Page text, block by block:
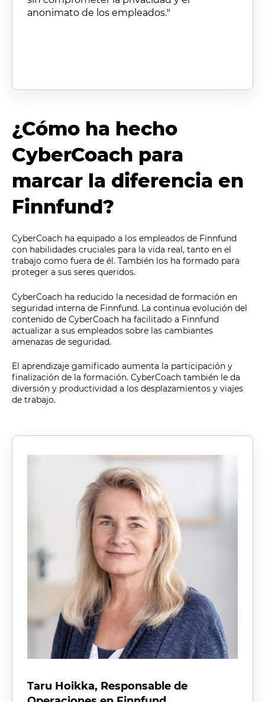
anonimato de los empleados."
¿Cómo ha hecho
CyberCoach para
marcar la diferencia en
Finnfund?
CyberCoach ha equipado a los empleados de Finnfund
con habilidades cruciales para la vida real, tanto en el
trabajo como fuera de él. También los ha formado para
proteger a sus seres queridos.
CyberCoach ha reducido la necesidad de formación en
seguridad interna de Finnfund. La continua evolución del
contenido de CyberCoach ha facilitado a Finnfund
actualizar a sus empleados sobre las cambiantes
amenazas de seguridad.
El aprendizaje gamificado aumenta la participación y
finalización de la formación. CyberCoach también le da
diversión y productividad a los desplazamientos y viajes
de trabajo.
Taru Hoikka, Responsable de